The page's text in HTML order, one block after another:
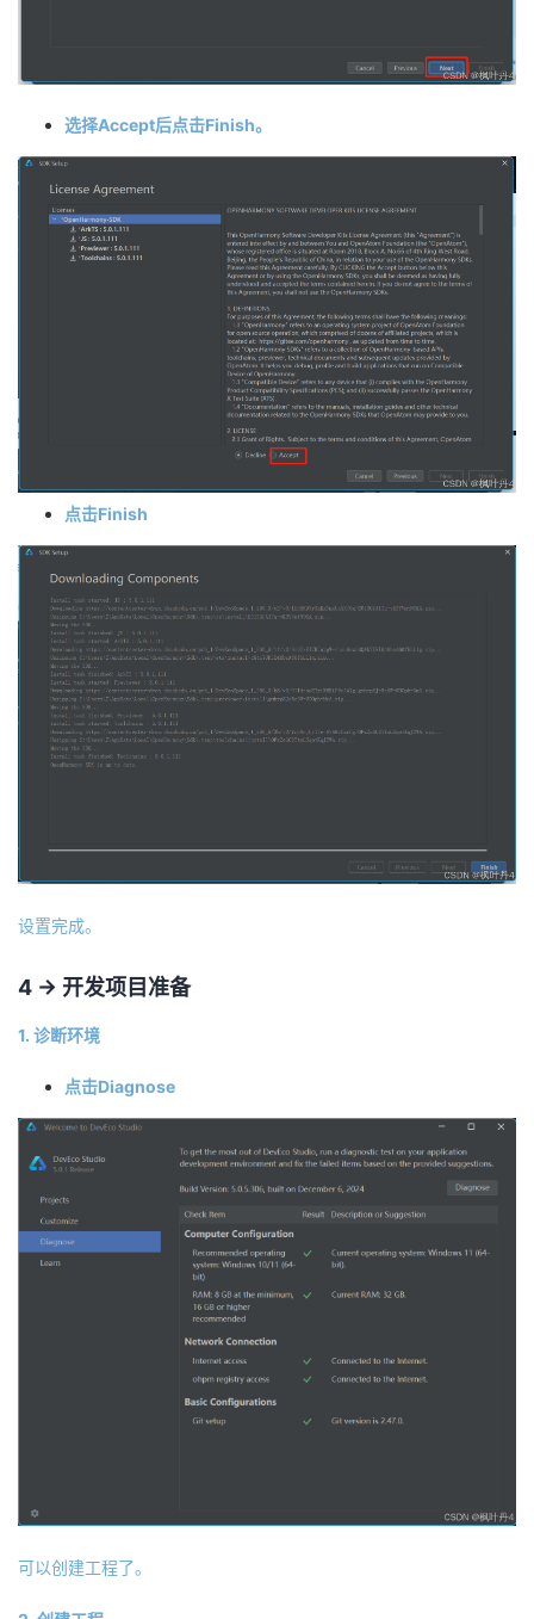
选择Accept后点击Finish。
点击Finish
设置完成。
4 -> 开发项目准备
1. 诊断环境
点击Diagnose
可以创建工程了。